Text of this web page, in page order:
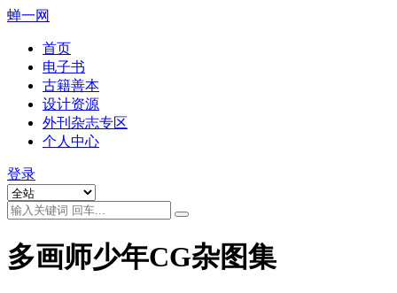
蝉一网
首页
电子书
古籍善本
设计资源
外刊杂志专区
个人中心
登录
多画师少年CG杂图集